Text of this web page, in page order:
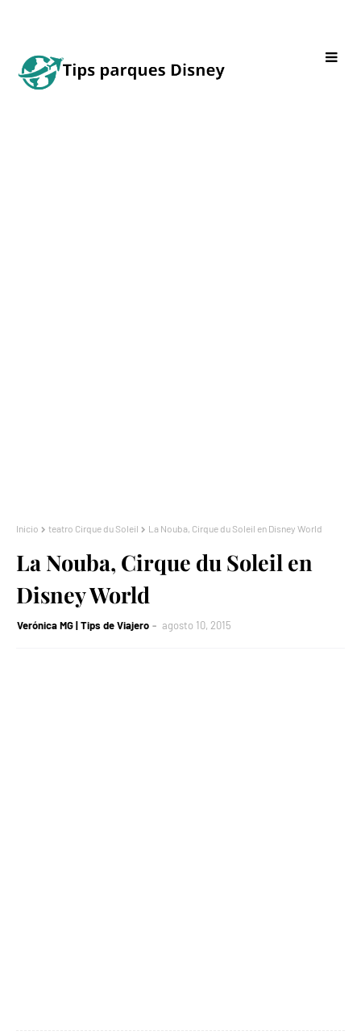
Inicio teatro Cirque du Soleil La Nouba, Cirque du Soleil en Disney World
La Nouba, Cirque du Soleil en
Disney World
Verónica MG | Tips de Viajero agosto 10, 2015